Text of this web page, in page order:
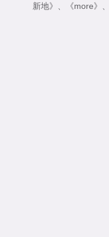
新地》
《more》